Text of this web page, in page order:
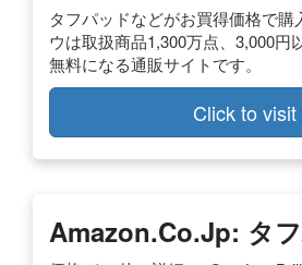
タフパッドなどがお買得価格で購
ウは取扱商品1,300万点、3,000円
無料になる通販サイトです。
Click to visit
Amazon.co.jp: タ